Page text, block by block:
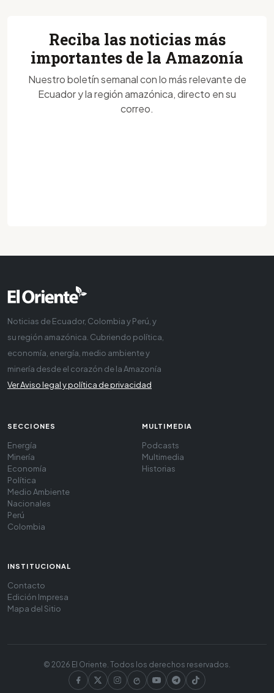
Reciba las noticias más
importantes de la Amazonía
Nuestro boletín semanal con lo más relevante de
Ecuador y la región amazónica, directo en su
correo.
Noticias de Ecuador, Colombia y Perú, y
su región amazónica. Cubriendo política,
economía, energía, medio ambiente y
minería desde el corazón de la Amazonía
Ver Aviso legal y política de privacidad
SECCIONES
Energía
Minería
Economía
Política
Medio Ambiente
Nacionales
Perú
Colombia
MULTIMEDIA
Podcasts
Multimedia
Historias
INSTITUCIONAL
Contacto
Edición Impresa
Mapa del Sitio
© 2026 El Oriente. Todos los derechos reservados.